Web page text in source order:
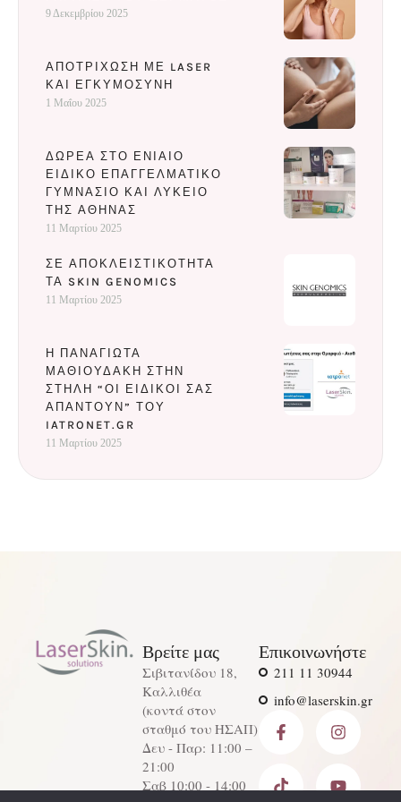
9 Δεκεμβρίου 2025
ΑΠΟΤΡΊΧΩΣΗ ΜΕ LASER
ΚΑΙ ΕΓΚΥΜΟΣΎΝΗ
1 Μαΐου 2025
ΔΩΡΕΆ ΣΤΟ ΕΝΙΑΊΟ
ΕΙΔΙΚΌ ΕΠΑΓΓΕΛΜΑΤΙΚΌ
ΓΥΜΝΆΣΙΟ ΚΑΙ ΛΎΚΕΙΟ
ΤΗΣ ΑΘΉΝΑΣ
11 Μαρτίου 2025
ΣΕ ΑΠΟΚΛΕΙΣΤΙΚΌΤΗΤΑ
ΤΑ SKIN GENOMICS
11 Μαρτίου 2025
Η ΠΑΝΑΓΙΏΤΑ
ΜΑΘΙΟΥΔΆΚΗ ΣΤΗΝ
ΣΤΉΛΗ “ΟΙ ΕΙΔΙΚΟΊ ΣΑΣ
ΑΠΑΝΤΟΎΝ” ΤΟΥ
IATRONET.GR
11 Μαρτίου 2025
Βρείτε μας
Σιβιτανίδου 18,
Καλλιθέα
(κοντά στον
σταθμό του ΗΣΑΠ)
Δευ - Παρ: 11:00 –
21:00
Σαβ 10:00 - 14:00
Επικοινωνήστε
211 11 30944
info@laserskin.gr